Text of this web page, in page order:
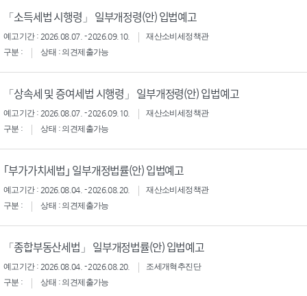
「소득세법 시행령」 일부개정령(안) 입법예고
예고기간 : 2026.08.07. - 2026.09.10.
재산소비세정책관
구분 :
상태 : 의견제출가능
「상속세 및 증여세법 시행령」 일부개정령(안) 입법예고
예고기간 : 2026.08.07. - 2026.09.10.
재산소비세정책관
구분 :
상태 : 의견제출가능
｢부가가치세법｣ 일부개정법률(안) 입법예고
예고기간 : 2026.08.04. - 2026.08.20.
재산소비세정책관
구분 :
상태 : 의견제출가능
「종합부동산세법」 일부개정법률(안) 입법예고
예고기간 : 2026.08.04. - 2026.08.20.
조세개혁추진단
구분 :
상태 : 의견제출가능